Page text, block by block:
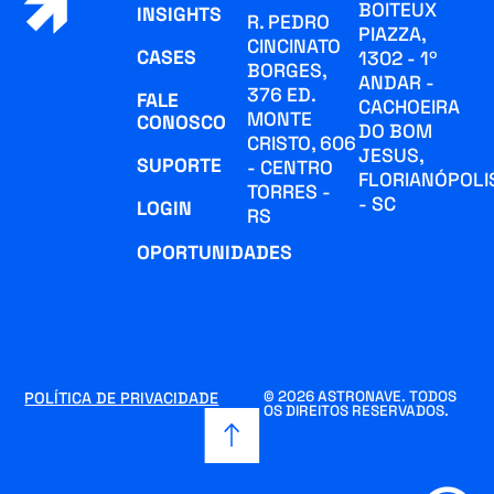
INSIGHTS
CASES
FALE
CONOSCO
SUPORTE
LOGIN
OPORTUNIDADES
R. PEDRO
CINCINATO
BORGES,
376 ED.
MONTE
CRISTO, 606
- CENTRO
TORRES -
RS
BOITEUX
PIAZZA,
1302 - 1º
ANDAR -
CACHOEIRA
DO BOM
JESUS,
- SC
© 2026 ASTRONAVE. TODOS
OS DIREITOS RESERVADOS.
POLÍTICA DE PRIVACIDADE